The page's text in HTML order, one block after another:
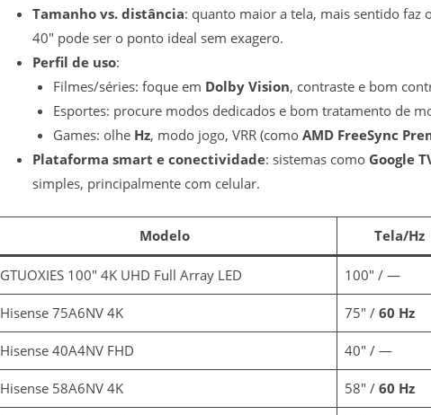
Tamanho vs. distância: quanto maior a tela, mais sentido faz
40″ pode ser o ponto ideal sem exagero.
Perfil de uso:
Filmes/séries: foque em Dolby Vision, contraste e bom
Esportes: procure modos dedicados e bom tratamento de
Games: olhe Hz, modo jogo, VRR (como AMD FreeSync
Plataforma smart e conectividade: sistemas como Google
simples, principalmente com celular.
Modelo Tela/Hz
GTUOXIES 100″ 4K UHD Full Array LED 100″ / —
Hisense 75A6NV 4K 75″ / 60 Hz
Hisense 40A4NV FHD 40″ / —
Hisense 58A6NV 4K 58″ / 60 Hz